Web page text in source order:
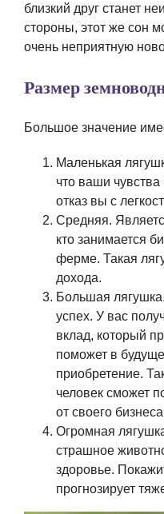
близкий друг станет
стороны, этот же сон
очень неприятную
Размер
Большое значение
Маленькая
что ваши
отказ вы с
Средняя.
кто занимается
ферме. Такая
дохода.
Большая
успех. У вас
вклад, который
поможет в
приобретение.
человек сможет
от своего
Огромная
страшное
здоровье.
прогнозирует